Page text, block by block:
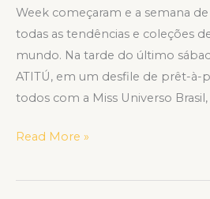
Week começaram e a semana
todas as tendências e coleções
mundo. Na tarde do último
ATITÚ, em um desfile de prêt-à-
todos com a Miss Universo
Read More »